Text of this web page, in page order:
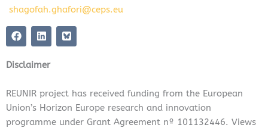
shagofah.ghafori@ceps.eu
F
a
c
e
b
o
L
i
n
k
e
i
n
Disclaimer
REUNIR project has received funding from the European
Union’s Horizon Europe research and innovation
programme under Grant Agreement nº 101132446. Views